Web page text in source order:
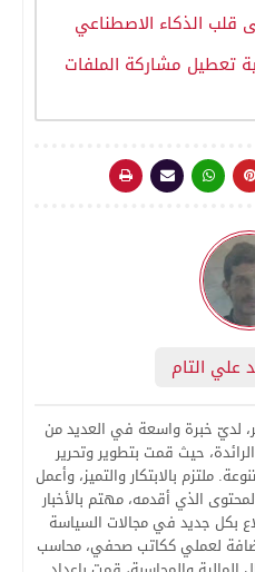
تعطيل مشاركة الملفات
علي التام
لديّ خبرة واسعة في العديد من
حيث قمت بتطوير وتحرير
ملتزم بالابتكار والتميز، وأعمل
الذي أقدمه، مهتم بالأخبار
بكل جديد في مجالات السياسة
لعملي ككاتب صحفي، محاسب